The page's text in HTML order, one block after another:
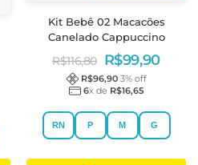
Kit Bebê 02 Macacões
Canelado Cappuccino
R$116,80 R$99,90
R$96,90 3% off
6x de R$16,65
RN P M G